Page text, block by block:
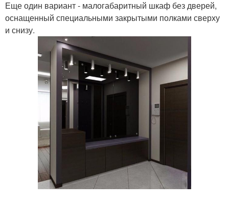
Еще один вариант - малогабаритный шкаф без дверей,
оснащенный специальными закрытыми полками сверху
и снизу.